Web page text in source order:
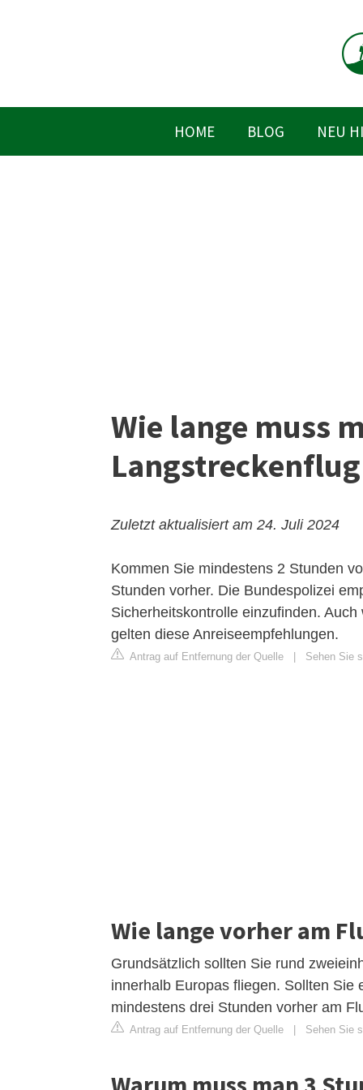
HOME BLOG NEU
Wie lange muss
Zuletzt aktualisiert am 24. Juli 2024
Kommen Sie mindestens 2 Stunden
Stunden vorher. Die Bundespolizei
Sicherheitskontrolle einzufinden.
gelten diese Anreiseempfehlungen.
Antrag auf Entfernung der Quelle Sehen Sie
Wie lange vorher am
Grundsätzlich sollten Sie rund
innerhalb Europas fliegen. Sollten
mindestens drei Stunden vorher am
Antrag auf Entfernung der Quelle Sehen Sie